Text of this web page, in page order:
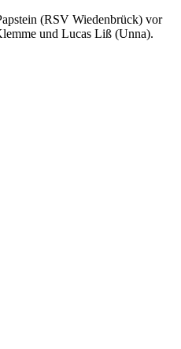
(RSV Wiedenbrück) vor
und Lucas Liß (Unna).